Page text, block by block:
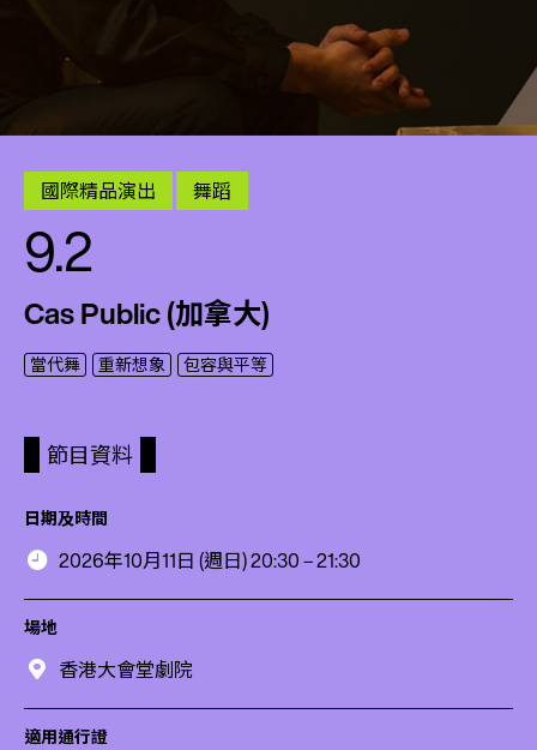
國際精品演出 舞蹈
9.2
Cas Public (加拿大)
當代舞 重新想象 包容與平等
節目資料
日期及時間
2026年10月11日 (週日) 20:30 – 21:30
場地
香港大會堂劇院
適用通行證